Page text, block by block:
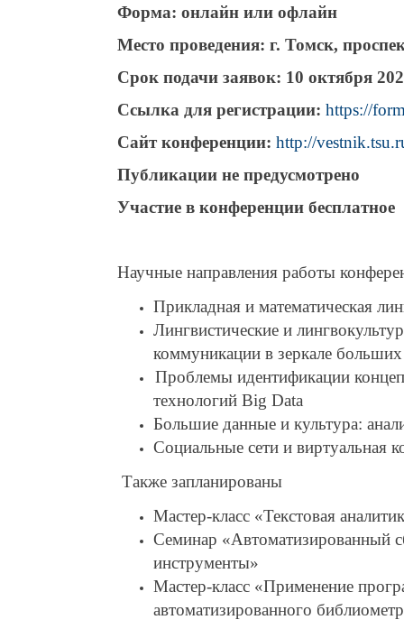
Форма: онлайн или офлайн
Место проведения: г. Томск,
Срок подачи заявок: 10 октября
Ссылка для регистрации: https://
Сайт конференции: http://
Публикации не предусмотрено
Участие в конференции бесплатное
Научные направления работы
Прикладная и математическая
Лингвистические и
коммуникации в зеркале
Проблемы идентификации
технологий Big Data
Большие данные и культура:
Социальные сети и виртуальная
Также запланированы
Мастер-класс «Текстовая
Семинар «Автоматизированный
инструменты»
Мастер-класс «Применение
автоматизированного